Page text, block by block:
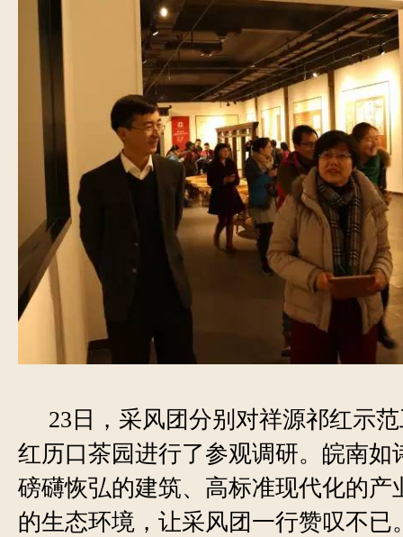
23 日，采风团分别对祥源祁红示
红历口茶园进行了参观调研。皖南如
磅礴恢弘的建筑、高标准现代化的产
的生态环境，让采风团一行赞叹不已